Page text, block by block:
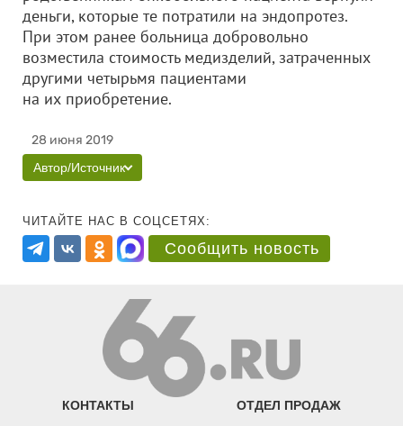
деньги, которые те потратили на эндопротез.
При этом ранее больница добровольно
возместила стоимость медизделий, затраченных
другими четырьмя пациентами
на их приобретение.
28 июня 2019
Автор/Источник
ЧИТАЙТЕ НАС В СОЦСЕТЯХ:
Сообщить новость
КОНТАКТЫ ОТДЕЛ ПРОДАЖ